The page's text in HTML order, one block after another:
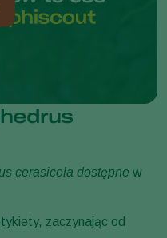
cerasicola dostępne w
zaczynając od